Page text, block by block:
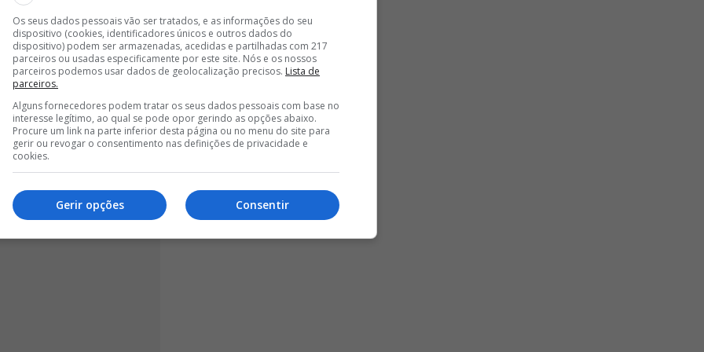
salas de aula, questionando aos vários
familiar da menor ”, informou a mesma fonte
conseguiram encontrar a família da jovem: “Estas
Os seus dados pessoais vão ser tratados, e as informações do seu
dispositivo (cookies, identificadores únicos e outros dados do
dispositivo) podem ser armazenadas, acedidas e partilhadas com 217
parceiros ou usadas especificamente por este site. Nós e os nossos
parceiros podemos usar dados de geolocalização precisos. Lista de
parceiros.
Alguns fornecedores podem tratar os seus dados pessoais com base no
interesse legítimo, ao qual se pode opor gerindo as opções abaixo.
Procure um link na parte inferior desta página ou no menu do site para
gerir ou revogar o consentimento nas definições de privacidade e
cookies.
Consentir
Gerir opções